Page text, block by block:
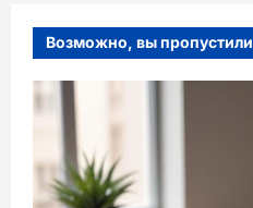
Возможно, вы пропустили